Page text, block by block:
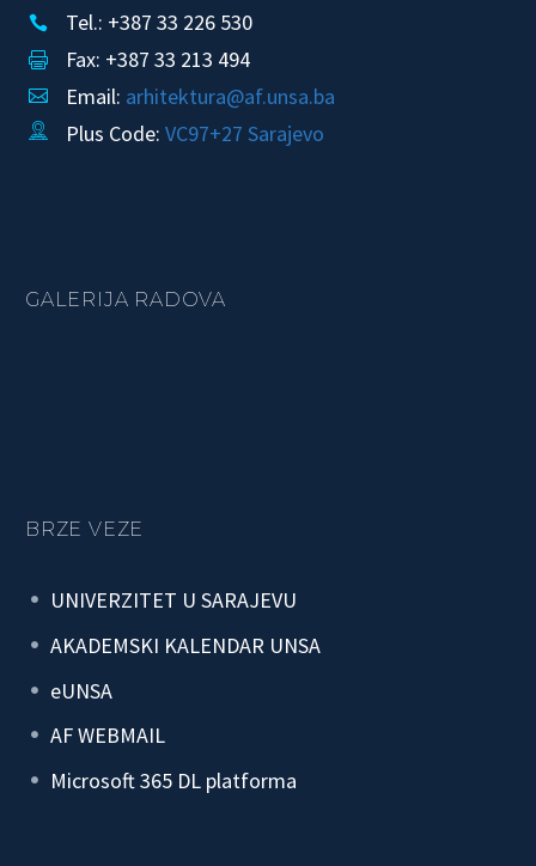

 Tel.: +387 33 226 530

 Fax: +387 33 213 494

 Email: arhitektura@af.unsa.ba

 Plus Code: VC97+27 Sarajevo
GALERIJA RADOVA
BRZE VEZE
UNIVERZITET U SARAJEVU
AKADEMSKI KALENDAR UNSA
eUNSA
AF WEBMAIL
Microsoft 365 DL platforma